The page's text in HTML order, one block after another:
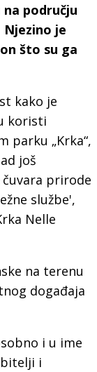
području
Njezino je
što su ga
kako je
koristi
parku „Krka“,
još
prirode
službe',
Nelle
na terenu
događaja
i u ime
i